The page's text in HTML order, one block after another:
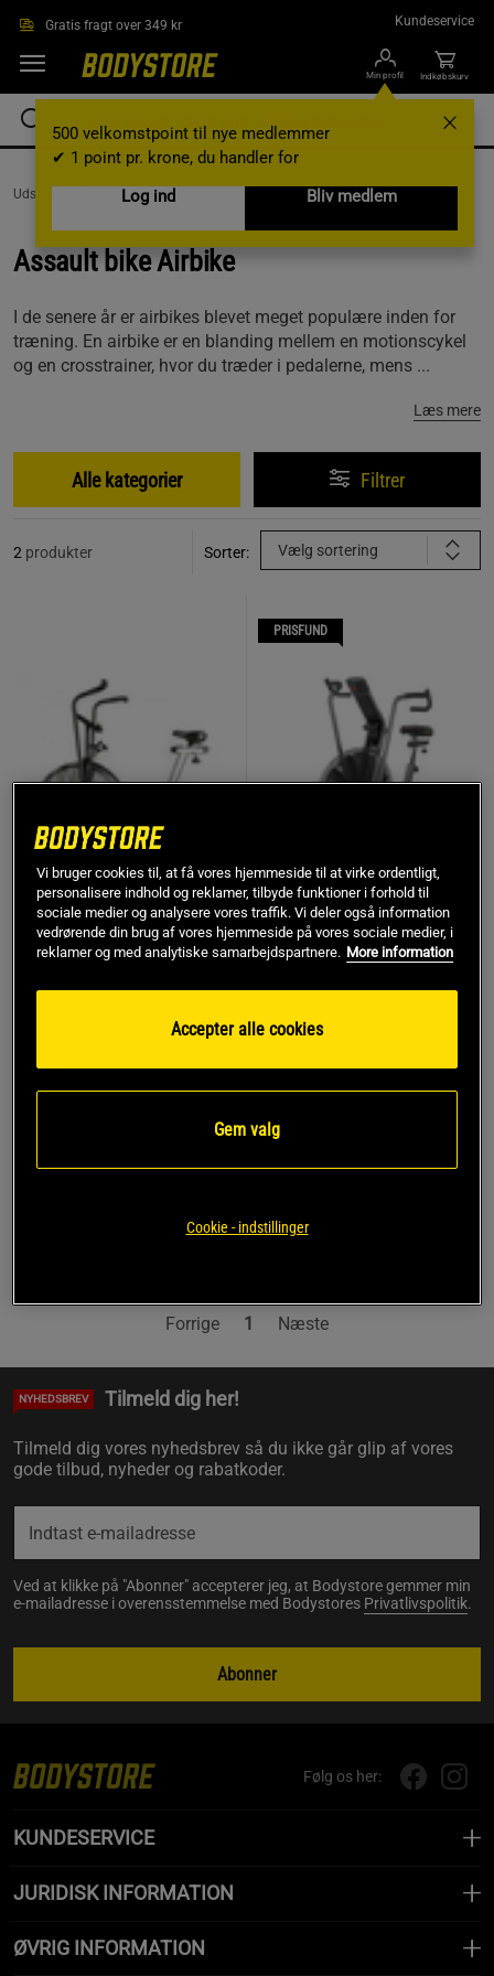
Gratis fragt over 349 kr Kundeservice
Min profil
500 velkomstpoint til nye medlemmer
✔ 1 point pr. krone, du handler for
Log ind
Bliv medlem
Indkøbskurv
Udstyr og tilbehør /Træningsmaskiner / Assault bike Airbike
Assault bike Airbike
I de senere år er airbikes blevet meget populære inden for
træning. En airbike er en blanding mellem en motionscykel
og en crosstrainer, hvor du træder i pedalerne, mens ...
Læs mere
Alle kategorier Filtrer
2 produkter Sorter: Vælg sortering
Thor Fitness Airbike
Thor Fitness
Køb
PRISFUND
Schwinn Airdyne AD8
Airbike
11.715 kr
Laveste pris 11.715 kr
Forrige 1 Næste
NYHEDSBREV Tilmeld dig her!
Tilmeld dig vores nyhedsbrev så du ikke går glip af vores
gode tilbud, nyheder og rabatkoder.
Ved at klikke på "Abonner" accepterer jeg, at Bodystore gemmer min
e-mailadresse i overensstemmelse med Bodystores Privatlivspolitik.
Abonner
Følg os her:
KUNDESERVICE
JURIDISK INFORMATION
ØVRIG INFORMATION
Vi bruger cookies til, at få vores hjemmeside til at virke ordentligt,
personalisere indhold og reklamer, tilbyde funktioner i forhold til
sociale medier og analysere vores traffik. Vi deler også information
vedrørende din brug af vores hjemmeside på vores sociale medier, i
reklamer og med analytiske samarbejdspartnere. More information
Accepter alle cookies
Gem valg
Cookie - indstillinger